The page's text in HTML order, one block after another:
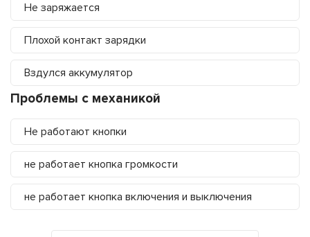
Не заряжается
Плохой контакт зарядки
Вздулся аккумулятор
Проблемы с механикой
Не работают кнопки
не работает кнопка громкости
не работает кнопка включения и выключения